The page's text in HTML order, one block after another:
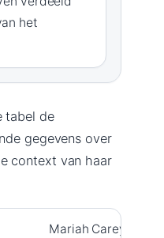
het
tabel de
gegevens over
context van haar
Mariah Carey